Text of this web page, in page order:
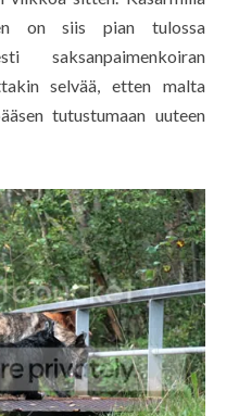
on siis pian tulossa
saksanpaimenkoiran
selvää, etten malta
tutustumaan uuteen